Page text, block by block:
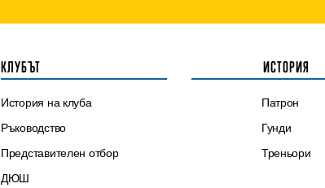
КЛУБЪТ
История на клуба
Ръководство
Представителен отбор
ДЮШ
ИСТОРИЯ
Патрон
Гунди
Треньори